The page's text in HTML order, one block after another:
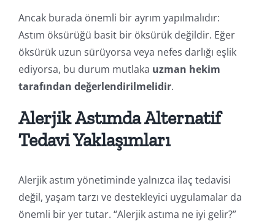
Ancak burada önemli bir ayrım yapılmalıdır:
Astım öksürüğü basit bir öksürük değildir. Eğer
öksürük uzun sürüyorsa veya nefes darlığı eşlik
ediyorsa, bu durum mutlaka uzman hekim
tarafından değerlendirilmelidir.
Alerjik Astımda Alternatif
Tedavi Yaklaşımları
Alerjik astım yönetiminde yalnızca ilaç tedavisi
değil, yaşam tarzı ve destekleyici uygulamalar da
önemli bir yer tutar. “Alerjik astıma ne iyi gelir?”